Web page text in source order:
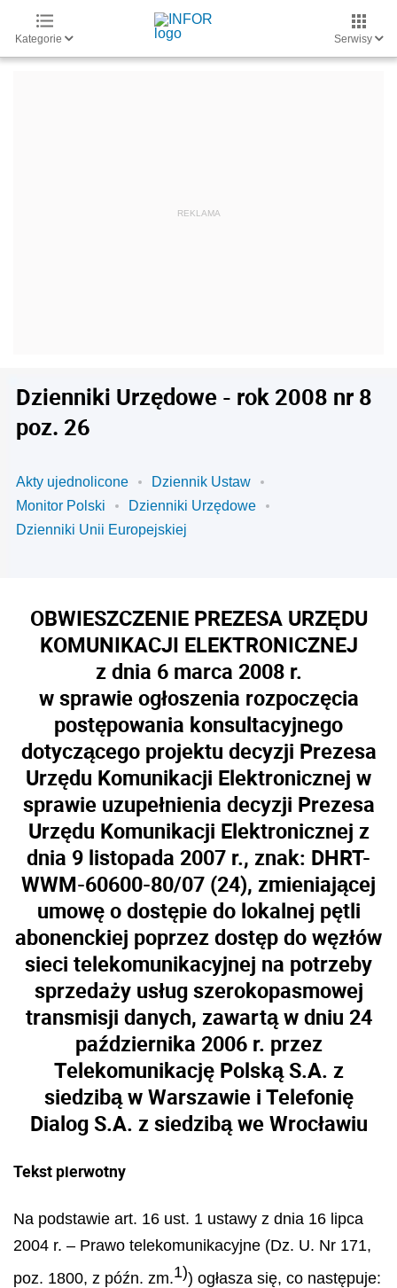
Kategorie Serwisy
Dzienniki Urzędowe - rok 2008 nr 8
poz. 26
Akty ujednolicone
Dziennik Ustaw
Monitor Polski
Dzienniki Urzędowe
Dzienniki Unii Europejskiej
OBWIESZCZENIE PREZESA URZĘDU
KOMUNIKACJI ELEKTRONICZNEJ
z dnia 6 marca 2008 r.
w sprawie ogłoszenia rozpoczęcia
postępowania konsultacyjnego
dotyczącego projektu decyzji Prezesa
Urzędu Komunikacji Elektronicznej w
sprawie uzupełnienia decyzji Prezesa
Urzędu Komunikacji Elektronicznej z
dnia 9 listopada 2007 r., znak: DHRT-
WWM-60600-80/07 (24), zmieniającej
umowę o dostępie do lokalnej pętli
abonenckiej poprzez dostęp do węzłów
sieci telekomunikacyjnej na potrzeby
sprzedaży usług szerokopasmowej
transmisji danych, zawartą w dniu 24
października 2006 r. przez
Telekomunikację Polską S.A. z
siedzibą w Warszawie i Telefonię
Dialog S.A. z siedzibą we Wrocławiu
Tekst pierwotny
Na podstawie art. 16 ust. 1 ustawy z dnia 16 lipca
2004 r. – Prawo telekomunikacyjne (Dz. U. Nr 171,
poz. 1800, z późn. zm.1)) ogłasza się, co następuje: